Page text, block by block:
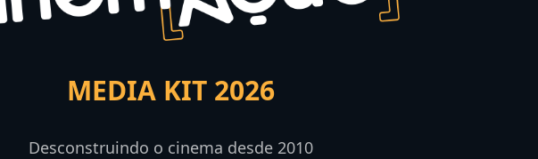
MEDIA KIT 2026
Desconstruindo o cinema desde 2010